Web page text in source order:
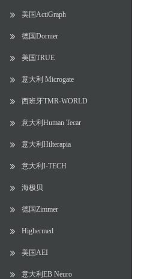
美国ActiGraph
德国Dornier
美国TRUE
意大利 Microgate
西班牙TMR-WORLD
意大利Human Tecar
意大利Hilterapia
意大利I-TECH
海极贝
德国Zimmer
Highermed
美国AEI
意大利EB Neuro